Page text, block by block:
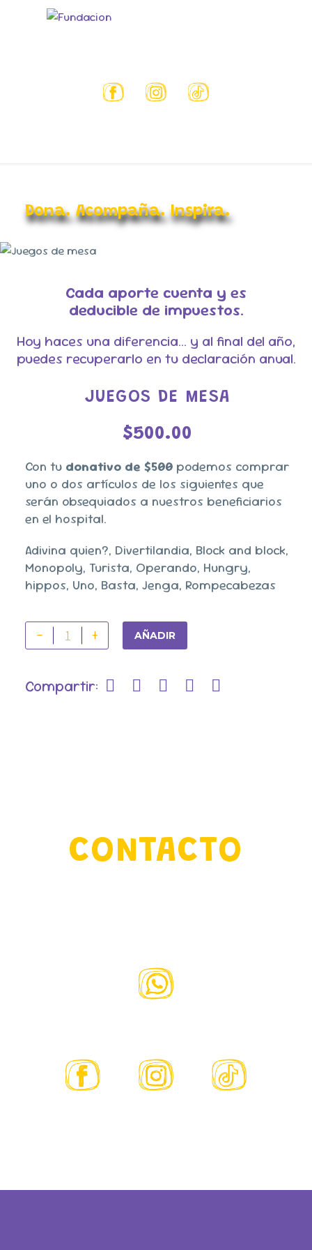
Dona. Acompaña. Inspira.
Cada aporte cuenta y es
deducible de impuestos.
Hoy haces una diferencia… y al final del año,
puedes recuperarlo en tu declaración anual.
JUEGOS DE MESA
$500.00
Con tu donativo de $500podemos comprar
uno o dos artículos de los siguientes que
serán obsequiados a nuestros beneficiarios
en el hospital.
Adivina quien?, Divertilandia, Block and block,
Monopoly, Turista, Operando, Hungry,
hippos, Uno, Basta, Jenga, Rompecabezas
- + AÑADIR
Compartir:
CONTACTO